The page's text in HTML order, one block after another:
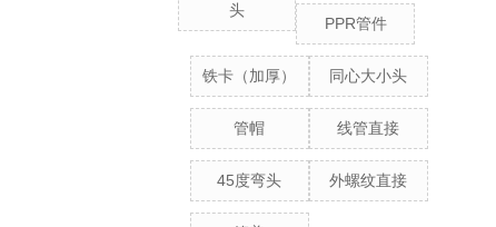
头
PPR管件
铁卡（加厚） 同心大小头
管帽 线管直接
45度弯头 外螺纹直接